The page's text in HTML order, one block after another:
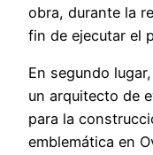
obra, durante la
fin de ejecutar el
En segundo
un arquitecto de
para la
emblemática en